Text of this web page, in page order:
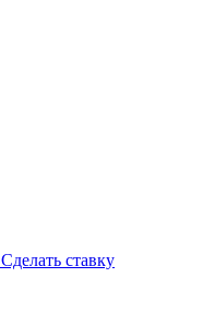
Сделать ставку